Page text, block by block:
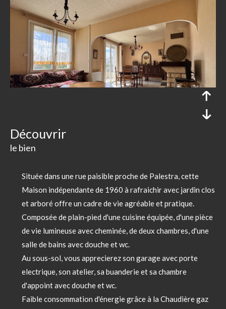
découvrir
le bien
Située dans une rue paisible proche de Palestra, cette
Maison indépendante de 1960 à rafraichir avec jardin clos
et arboré offre un cadre de vie agréable et pratique.
Composée de plain-pied d'une cuisine équipée, d'une pièce
de vie lumineuse avec cheminée, de deux chambres, d'une
salle de bains avec douche et wc.
Au sous-sol, vous apprecierez son garage avec porte
electrique, son atelier, sa buanderie et sa chambre
d'appoint avec douche et wc.
Faible consommation d'énergie grâce à la Chaudière gaz